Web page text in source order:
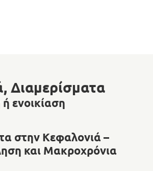
Διαμερίσματα
ενοικίαση
στην Κεφαλονιά –
και Μακροχρόνια